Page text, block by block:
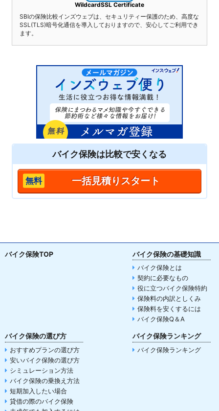
WildcardSSL Certificate
SBIの保険比較インズウェブは、セキュリティー保護のため、高度な
SSL(TLS)暗号化通信を導入しておりますので、安心してご利用でき
ます。
バイク保険は比較で安くなる
一括見積りスタート
バイク保険TOP バイク保険の基礎知識
バイク保険とは
契約に必要なもの
役に立つバイク保険特約
保険料の内訳としくみ
保険料を安くするには
バイク保険Q＆A
バイク保険の選び方
おすすめプランの選び方
安いバイク保険の選び方
シミュレーション方法
バイク保険の乗換え方法
短期加入したい場合
貸借の際のバイク保険
バイク保険ランキング
バイク保険ランキング